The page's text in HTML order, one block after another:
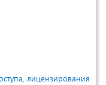
лицензирования